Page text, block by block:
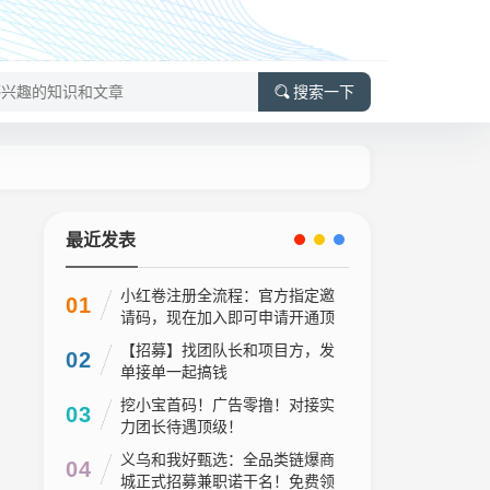
搜索一下
最近发表
01
小红卷注册全流程：官方指定邀
请码，现在加入即可申请开通顶
级代理V5权限
02
【招募】找团队长和项目方，发
单接单一起搞钱
03
挖小宝首码！广告零撸！对接实
力团长待遇顶级！
04
义乌和我好甄选：全品类链爆商
城正式招募兼职诺干名！免费领